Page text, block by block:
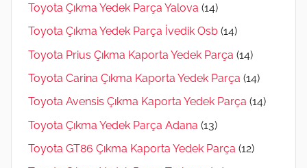
Toyota Çıkma Yedek Parça Yalova (14)
Toyota Çıkma Yedek Parça İvedik Osb (14)
Toyota Prius Çıkma Kaporta Yedek Parça (14)
Toyota Carina Çıkma Kaporta Yedek Parça (14)
Toyota Avensis Çıkma Kaporta Yedek Parça (14)
Toyota Çıkma Yedek Parça Adana (13)
Toyota GT86 Çıkma Kaporta Yedek Parça (12)